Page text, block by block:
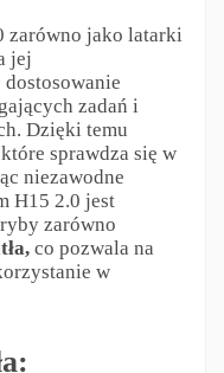
zarówno jako latarki
jej
zadań i
Dzięki temu
sprawdza się w
niezawodne
H15 2.0 jest
zarówno
co pozwala na
w